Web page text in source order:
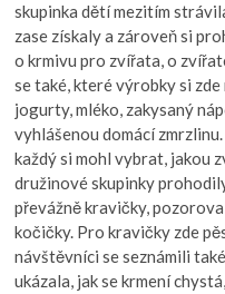
skupinka dětí mezitím
zase získaly a zároveň si
o krmivu pro zvířata, o
se také, které výrobky si
jogurty, mléko, zakysaný
vyhlášenou domácí
každý si mohl vybrat, jakou
družinové skupinky
převážně kravičky,
kočičky. Pro kravičky zde
návštěvníci se seznámili
ukázala, jak se krmení